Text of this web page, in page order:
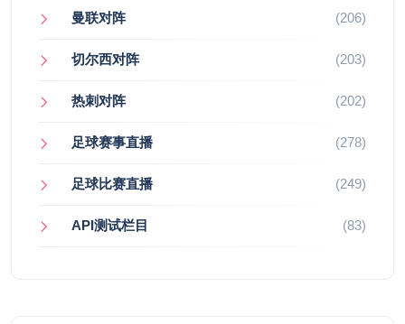
曼联对阵 (206)
切尔西对阵 (203)
热刺对阵 (202)
足球赛事直播 (278)
足球比赛直播 (249)
API测试栏目 (83)